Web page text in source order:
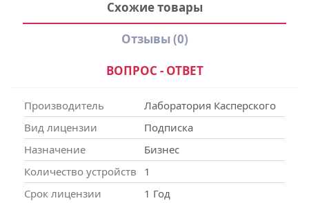
Схожие товары
Отзывы (0)
ВОПРОС - ОТВЕТ
Производитель
Лаборатория Касперского
Вид лицензии
Подписка
Назначение
Бизнес
Количество устройств
1
Срок лицензии
1 Год